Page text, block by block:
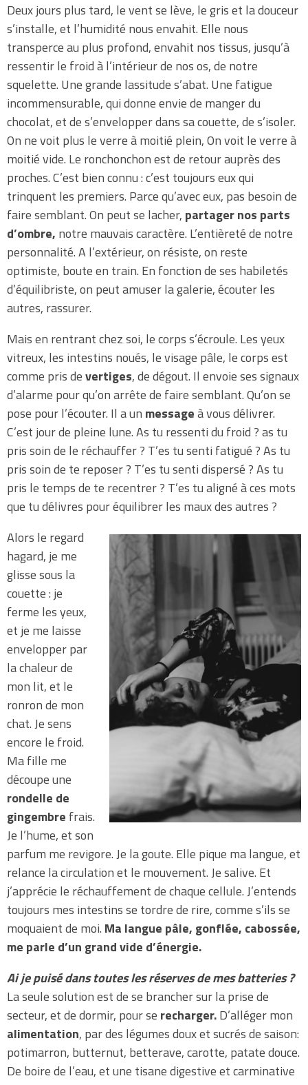
Deux jours plus tard, le vent se lève, le gris et la douceur
s’installe, et l’humidité nous envahit. Elle nous
transperce au plus profond, envahit nos tissus, jusqu’à
ressentir le froid à l’intérieur de nos os, de notre
squelette. Une grande lassitude s’abat. Une fatigue
incommensurable, qui donne envie de manger du
chocolat, et de s’envelopper dans sa couette, de s’isoler.
On ne voit plus le verre à moitié plein, On voit le verre à
moitié vide. Le ronchonchon est de retour auprès des
proches. C’est bien connu : c’est toujours eux qui
trinquent les premiers. Parce qu’avec eux, pas besoin de
faire semblant. On peut se lacher, partager nos parts
d’ombre, notre mauvais caractère. L’entièreté de notre
personnalité. A l’extérieur, on résiste, on reste
optimiste, boute en train. En fonction de ses habiletés
d’équilibriste, on peut amuser la galerie, écouter les
autres, rassurer.
Mais en rentrant chez soi, le corps s’écroule. Les yeux
vitreux, les intestins noués, le visage pâle, le corps est
comme pris devertiges, de dégout. Il envoie ses signaux
d’alarme pour qu’on arrête de faire semblant. Qu’on se
pose pour l’écouter. Il a un messageà vous délivrer.
C’est jour de pleine lune. As tu ressenti du froid ? as tu
pris soin de le réchauffer ? T’es tu senti fatigué ? As tu
pris soin de te reposer ? T’es tu senti dispersé ? As tu
pris le temps de te recentrer ? T’es tu aligné à ces mots
que tu délivres pour équilibrer les maux des autres ?
Alors le regard
hagard, je me
glisse sous la
couette : je
ferme les yeux,
et je me laisse
envelopper par
la chaleur de
mon lit, et le
ronron de mon
chat. Je sens
encore le froid.
Ma fille me
découpe une
rondelle de
gingembre frais.
Je l’hume, et son
parfum me revigore. Je la goute. Elle pique ma langue, et
relance la circulation et le mouvement. Je salive. Et
j’apprécie le réchauffement de chaque cellule. J’entends
toujours mes intestins se tordre de rire, comme s’ils se
moquaient de moi. Ma langue pâle, gonflée, cabossée,
me parle d’un grand vide d’énergie.
Ai je puisé dans toutes les réserves de mes batteries ?
La seule solution est de se brancher sur la prise de
secteur, et de dormir, pour se recharger.D’alléger mon
alimentation, par des légumes doux et sucrés de saison:
potimarron, butternut, betterave, carotte, patate douce.
De boire de l’eau, et une tisane digestive et carminative